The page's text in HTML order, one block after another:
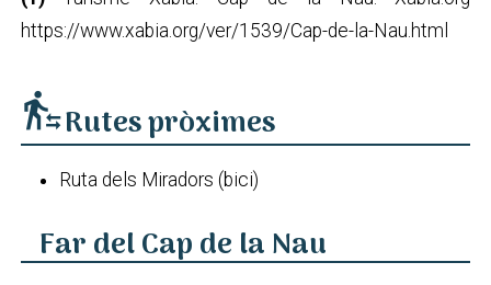
https://www.xabia.org/ver/1539/Cap-de-la-Nau.html
transfer_within_a_stationRutes pròximes
Ruta dels Miradors (bici)
Far del Cap de la Nau